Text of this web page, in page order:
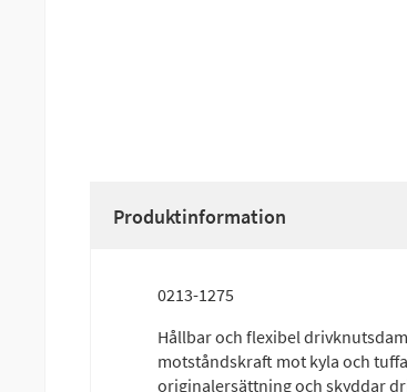
Produktinformation
0213-1275
Hållbar och flexibel
motståndskraft mot kyla och
originalersättning och skyddar